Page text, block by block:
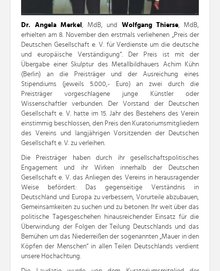
Dr. Angela Merkel , MdB, und Wolfgang Thierse, MdB,
erhielten am 8. November den erstmals verliehenen „Preis der
Deutschen Gesellschaft e. V. für Verdienste um die deutsche
und europäische Verständigung“. Der Preis ist mit der
Übergabe einer Skulptur des Metallbildhauers Achim Kühn
(Berlin) an die Preisträger und der Ausreichung eines
Stipendiums (jeweils 5.000,- Euro) an zwei durch die
Preisträger vorgeschlagene junge Künstler oder
Wissenschaftler verbunden. Der Vorstand der Deutschen
Gesellschaft e. V. hatte im 15. Jahr des Bestehens des Verein
einstimmig beschlossen, den Preis den Kuratoriumsmitgliedern
des Vereins und langjährigen Vorsitzenden der Deutschen
Gesellschaft e. V. zu verleihen.
Die Preisträger haben durch ihr gesellschaftspolitisches
Engagement und ihr Wirken innerhalb der Deutschen
Gesellschaft e. V. das Anliegen des Vereins in herausragender
Weise befördert: Das gegenseitige Verständnis in
Deutschland und Europa zu verbessern, Vorurteile abzubauen,
Gemeinsamkeiten zu suchen und zu betonen. Ihr weit über das
politische Tagesgeschehen hinausreichender Einsatz für die
Überwindung der Folgen der Teilung Deutschlands und das
Bemühen um das Niederreißen der sogenannten „Mauer in den
Köpfen der Menschen“ in allen Teilen Deutschlands verdient
unsere Hochachtung.